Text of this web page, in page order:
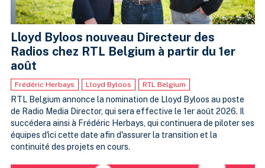
Lloyd Byloos nouveau Directeur des
Radios chez RTL Belgium à partir du 1er
août
Frédéric Herbays Lloyd Byloos RTL Belgium
RTL Belgium annonce la nomination de Lloyd Byloos au poste
de Radio Media Director, qui sera effective le 1er août 2026. Il
succédera ainsi à Frédéric Herbays, qui continuera de piloter ses
équipes d'ici cette date afin d'assurer la transition et la
continuité des projets en cours.